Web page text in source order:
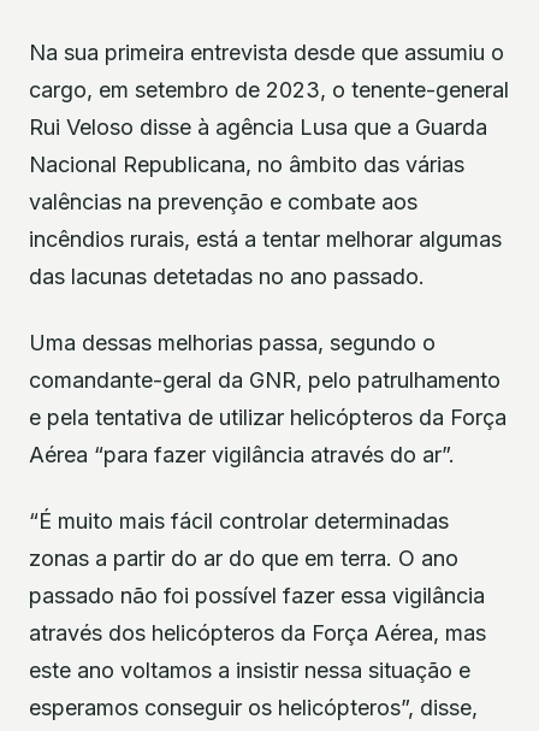
Na sua primeira entrevista desde que assumiu o
cargo, em setembro de 2023, o tenente-general
Rui Veloso disse à agência Lusa que a Guarda
Nacional Republicana, no âmbito das várias
valências na prevenção e combate aos
incêndios rurais, está a tentar melhorar algumas
das lacunas detetadas no ano passado.
Uma dessas melhorias passa, segundo o
comandante-geral da GNR, pelo patrulhamento
e pela tentativa de utilizar helicópteros da Força
Aérea “para fazer vigilância através do ar”.
“É muito mais fácil controlar determinadas
zonas a partir do ar do que em terra. O ano
passado não foi possível fazer essa vigilância
através dos helicópteros da Força Aérea, mas
este ano voltamos a insistir nessa situação e
esperamos conseguir os helicópteros”, disse,